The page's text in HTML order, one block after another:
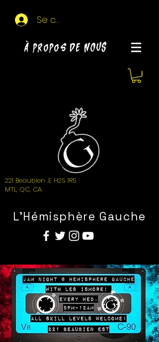
Se connecter
À propos de NOUS
221 Beaubien .E H2S 1R5
MTL, QC, CA
L'Hémisphère Gauche